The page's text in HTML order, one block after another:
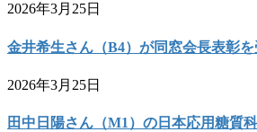
2026年3月25日
金井希生さん（B4）が同窓会長表彰
2026年3月25日
田中日陽さん（M1）の日本応用糖質